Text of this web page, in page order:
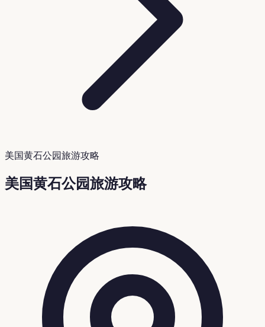
美国黄石公园旅游攻略
美国黄石公园旅游攻略